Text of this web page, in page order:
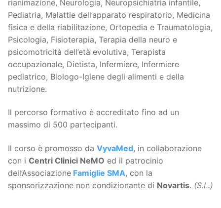
rianimazione, Neurologia, Neuropsichiatria infantile,
Pediatria, Malattie dell’apparato respiratorio, Medicina
fisica e della riabilitazione, Ortopedia e Traumatologia,
Psicologia, Fisioterapia, Terapia della neuro e
psicomotricità dell’età evolutiva, Terapista
occupazionale, Dietista, Infermiere, Infermiere
pediatrico, Biologo-Igiene degli alimenti e della
nutrizione.
Il percorso formativo è accreditato fino ad un
massimo di 500 partecipanti.
Il corso è promosso da VyvaMed, in collaborazione
con i Centri Clinici NeMO ed il patrocinio
dell’Associazione Famiglie SMA, con la
sponsorizzazione non condizionante di Novartis. (S.L.)